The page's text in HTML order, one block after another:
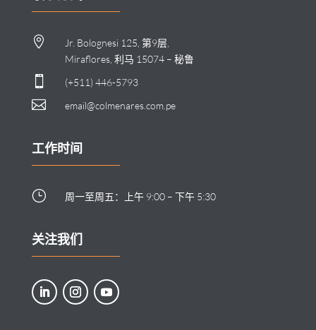

Jr. Bolognesi 125, 第9层,
Miraflores, 利马 15074 – 秘鲁
 (+511) 446-5793
 email@colmenares.com.pe
工作时间
} 周一至周五：上午 9:00 – 下午 5:30
关注我们